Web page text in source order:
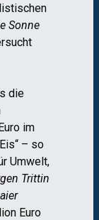
Sonne
die
im
– so
Umwelt,
Trittin
Euro